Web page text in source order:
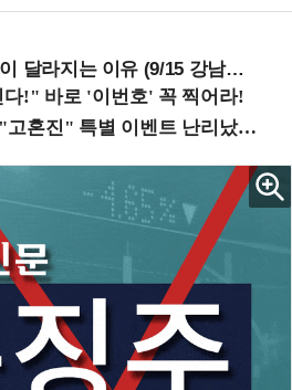
달라지는 이유 (9/15 강남역)